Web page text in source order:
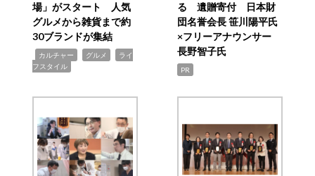
場」がスタート 人気
グルメから雑貨まで約
30ブランドが集結
カルチャー グルメ
ライ
フスタイル
る 遺贈寄付 日本財
団名誉会長 笹川陽平氏
×フリーアナウンサー
長野智子氏
PR